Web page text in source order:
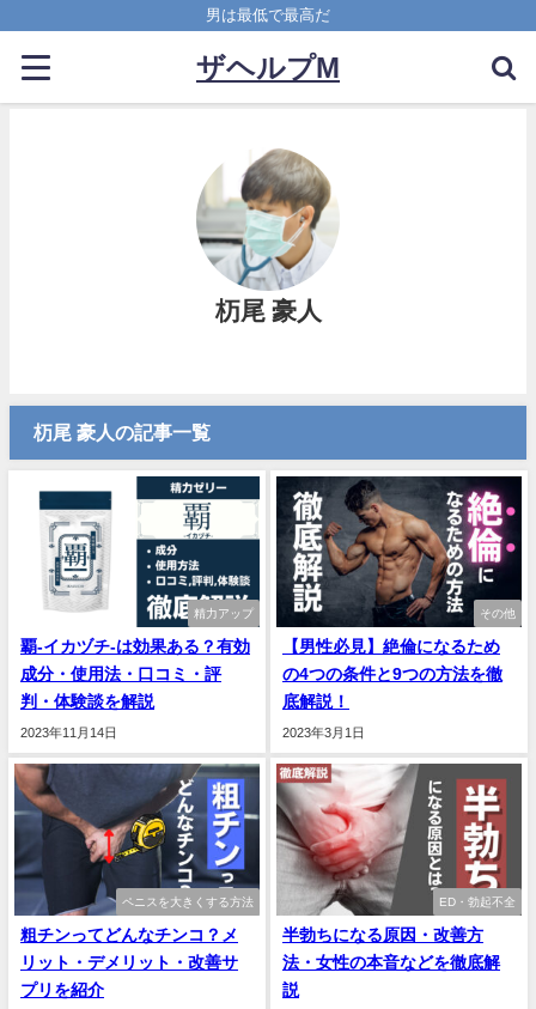
男は最低で最高だ
ザヘルプM
杤尾 豪人
杤尾 豪人の記事一覧
精力アップ
覇-イカヅチ-は効果ある？有効
成分・使用法・口コミ・評
判・体験談を解説
2023年11月14日
その他
【男性必見】絶倫になるため
の4つの条件と9つの方法を徹
底解説！
2023年3月1日
ペニスを大きくする方法
粗チンってどんなチンコ？メ
リット・デメリット・改善サ
プリを紹介
ED・勃起不全
半勃ちになる原因・改善方
法・女性の本音などを徹底解
説